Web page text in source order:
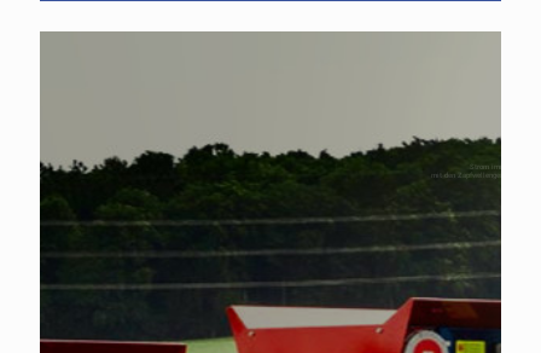
Strom immer und überall
mit den Zapfwellengeneratoren von Schneeberger